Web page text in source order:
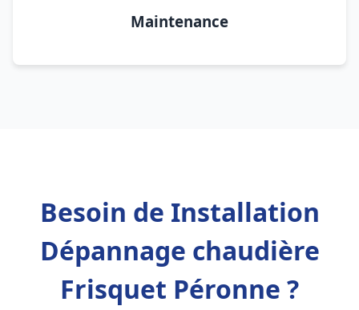
Maintenance
Besoin de Installation
Dépannage chaudière
Frisquet Péronne ?